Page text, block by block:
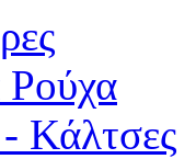
Ρούχα
Κάλτσες